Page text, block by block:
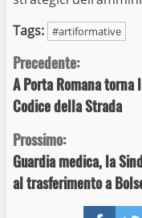
Tags: #artiformative
Continue
Reading
Precedente:
A Porta Romana torna
Codice della Strada
Prossimo:
Guardia medica, la
al trasferimento a